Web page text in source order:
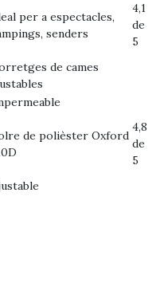
per a espectacles,
senders
de cames
4,1
de
5
de polièster Oxford
4,8
de
5